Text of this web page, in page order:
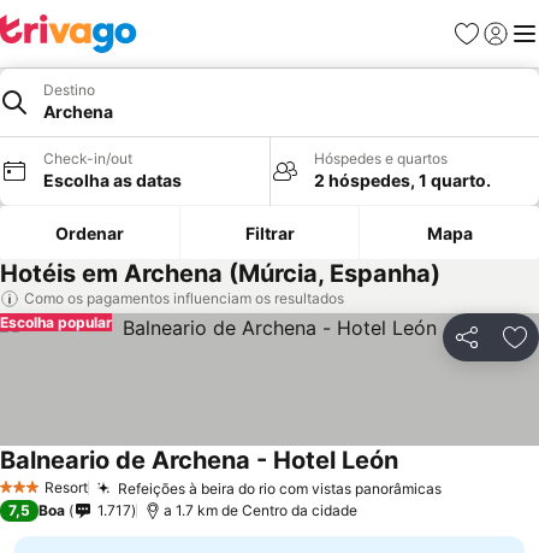
Favoritos
Iniciar
Destino
Archena
Check-in/out
Escolha as datas
Hóspedes e quartos
2 hóspedes, 1 quarto.
Ordenar Filtrar Mapa
Hotéis em Archena (Múrcia, Espanha)
Como os pagamentos influenciam os resultados
Partilhar
Escolha popular
3 EstrelasResort Refeições à beira do rio com vistas panorâmicas
Balneario de Archena - Hotel León
7,5 Boa 1.717 a 1.7 km de Centro da cidade